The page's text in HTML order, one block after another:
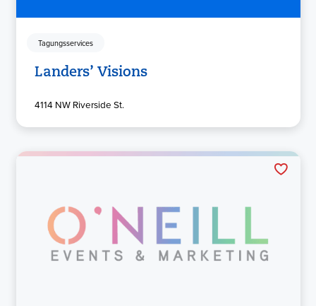
Tagungsservices
Landers’ Visions
4114 NW Riverside St.